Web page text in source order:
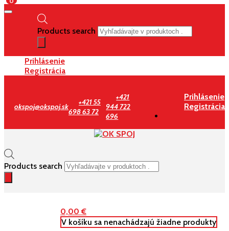
Products search
Prihlásenie
Registrácia
okspoj@okspoj.sk
+421 55
698 63 72
+421
944 722
696
Prihlásenie
Registrácia
Products search
0,00€
V košíku sa nenachádzajú žiadne produkty